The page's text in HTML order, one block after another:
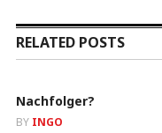
RELATED POSTS
Nachfolger?
BY INGO